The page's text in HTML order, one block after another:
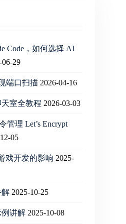
Code，如何选择 AI
06-29
端口扫描 2026-04-16
室全教程 2026-03-03
管理 Let’s Encrypt
05
戏开发的影响 2025-
解 2025-10-25
讲解 2025-10-08